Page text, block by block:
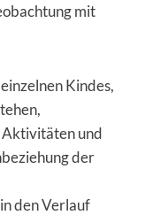
mit
Kindes,
Aktivitäten und
der
den Verlauf